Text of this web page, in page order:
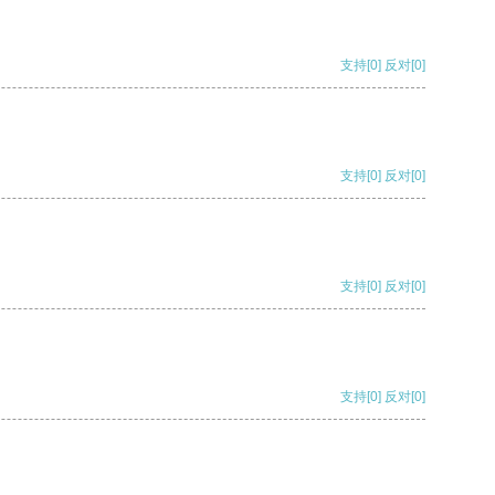
支持[0] 反对[0]
支持[0] 反对[0]
支持[0] 反对[0]
支持[0] 反对[0]